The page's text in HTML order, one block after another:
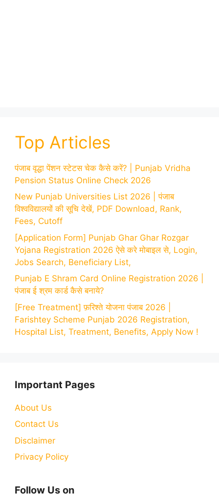
Top Articles
पंजाब वृद्धा पेंशन स्टेटस चेक कैसे करें? | Punjab Vridha
Pension Status Online Check 2026
New Punjab Universities List 2026 | पंजाब
विश्वविद्यालयों की सूचि देखें, PDF Download, Rank,
Fees, Cutoff
[Application Form] Punjab Ghar Ghar Rozgar
Yojana Registration 2026 ऐसे करे मोबाइल से, Login,
Jobs Search, Beneficiary List,
Punjab E Shram Card Online Registration 2026 |
पंजाब ई श्रम कार्ड कैसे बनाये?
[Free Treatment] फ़रिश्ते योजना पंजाब 2026 |
Farishtey Scheme Punjab 2026 Registration,
Hospital List, Treatment, Benefits, Apply Now !
Important Pages
About Us
Contact Us
Disclaimer
Privacy Policy
Follow Us on